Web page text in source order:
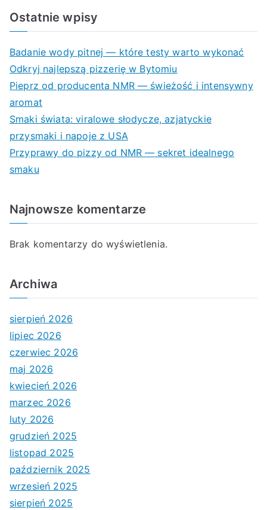
Ostatnie wpisy
Badanie wody pitnej — które testy warto wykonać
Odkryj najlepszą pizzerię w Bytomiu
Pieprz od producenta NMR — świeżość i intensywny
aromat
Smaki świata: viralowe słodycze, azjatyckie
przysmaki i napoje z USA
Przyprawy do pizzy od NMR — sekret idealnego
smaku
Najnowsze komentarze
Brak komentarzy do wyświetlenia.
Archiwa
sierpień 2026
lipiec 2026
czerwiec 2026
maj 2026
kwiecień 2026
marzec 2026
luty 2026
grudzień 2025
listopad 2025
październik 2025
wrzesień 2025
sierpień 2025